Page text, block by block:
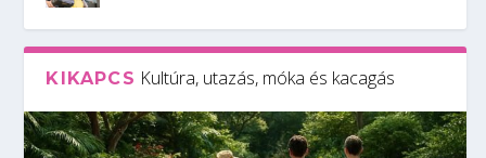
KIKAPCS Kultúra, utazás, móka és kacagás